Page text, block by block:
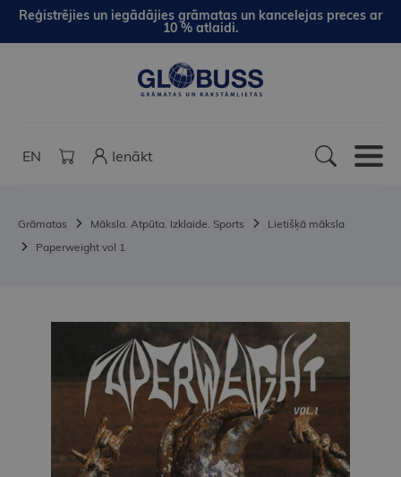
Reģistrējies un iegādājies grāmatas un kancelejas preces ar
10 % atlaidi.
EN Ienākt
Grāmatas Māksla. Atpūta. Izklaide. Sports
Lietišķā māksla
Paperweight vol 1